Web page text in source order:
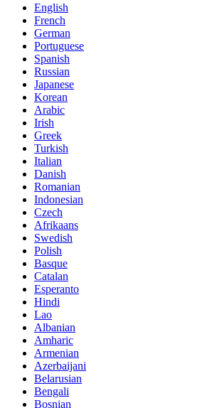
English
French
German
Portuguese
Spanish
Russian
Japanese
Korean
Arabic
Irish
Greek
Turkish
Italian
Danish
Romanian
Indonesian
Czech
Afrikaans
Swedish
Polish
Basque
Catalan
Esperanto
Hindi
Lao
Albanian
Amharic
Armenian
Azerbaijani
Belarusian
Bengali
Bosnian